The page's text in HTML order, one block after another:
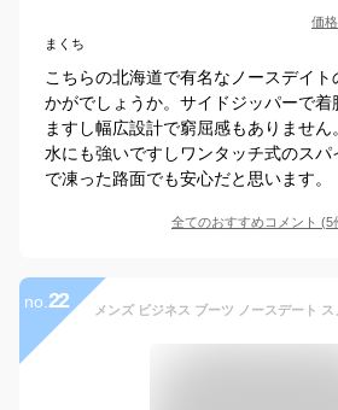
価
まくち
こちらの北海道で有名なノースデイ
かがでしょうか。サイドジッパーで着
ますし幅広設計で窮屈感もありませ
水にも強いですしワンタッチ式のス
で凍った路面でも安心だと思います。
全てのおすすめコメント (5
no. 22